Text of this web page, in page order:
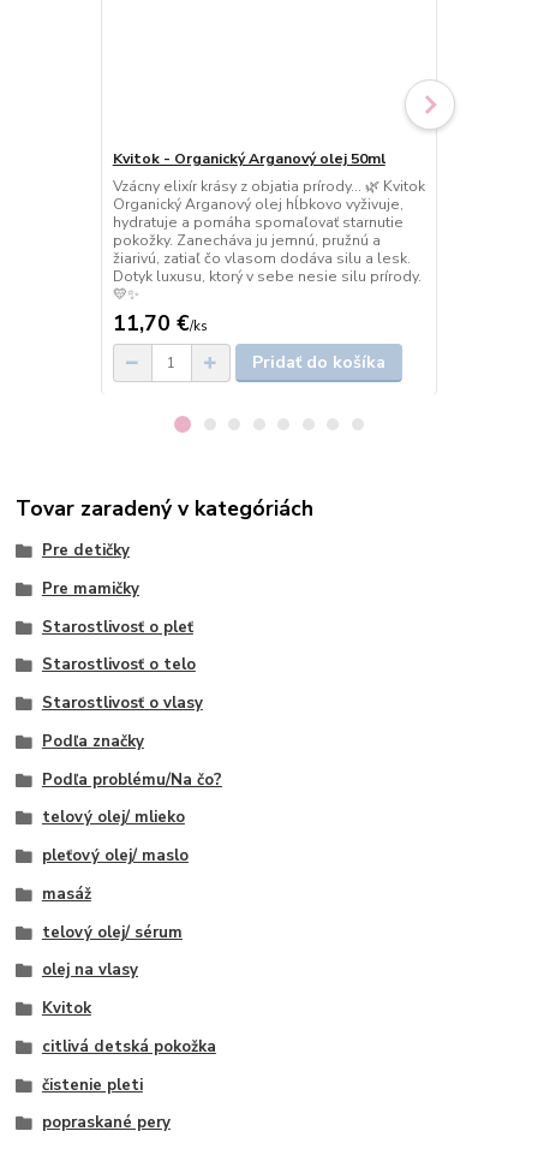
Kvitok - Organický Arganový olej 50ml
Vzácny elixír krásy z objatia prírody… 🌿 Kvitok
Organický Arganový olej hĺbkovo vyživuje,
hydratuje a pomáha spomaľovať starnutie
pokožky. Zanecháva ju jemnú, pružnú a
žiarivú, zatiaľ čo vlasom dodáva silu a lesk.
Dotyk luxusu, ktorý v sebe nesie silu prírody.
💛✨
11,70 €/ks
Pridať do košíka
Tovar zaradený v kategóriách
Pre detičky
Pre mamičky
Starostlivosť o pleť
Starostlivosť o telo
Starostlivosť o vlasy
Podľa značky
Podľa problému/Na čo?
telový olej/ mlieko
pleťový olej/ maslo
masáž
telový olej/ sérum
olej na vlasy
Kvitok
citlivá detská pokožka
čistenie pleti
popraskané pery